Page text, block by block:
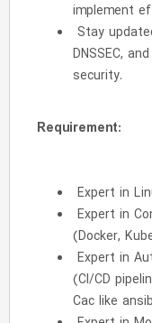
implement
Stay
DNSSEC,
security.
Requirement:
Expert in
Expert in
(Docker,
Expert in
(CI/CD
Cac like